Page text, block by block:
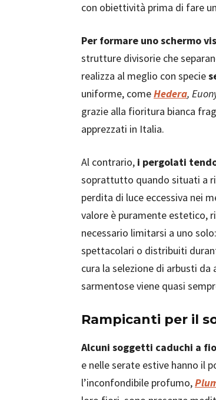
con obiettività prima di fare
Per formare uno schermo
strutture divisorie che
realizza al meglio con specie
uniforme, comeHedera,
grazie alla fioritura bianca
apprezzati in Italia.
Al contrario, i pergolati
soprattutto quando situati a
perdita di luce eccessiva nei
valore è puramente estetico,
necessario limitarsi a uno solo:
spettacolari o distribuiti
cura la selezione di arbusti
sarmentose viene quasi
Rampicanti per il
Alcuni soggetti caduchi a
e nelle serate estive hanno il
l’inconfondibile profumo,